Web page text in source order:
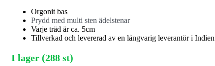
Orgonit bas
Prydd med multi sten ädelstenar
Varje träd är ca. 5cm
Tillverkad och levererad av en långvarig leverantör i Indien
I lager (288 st)